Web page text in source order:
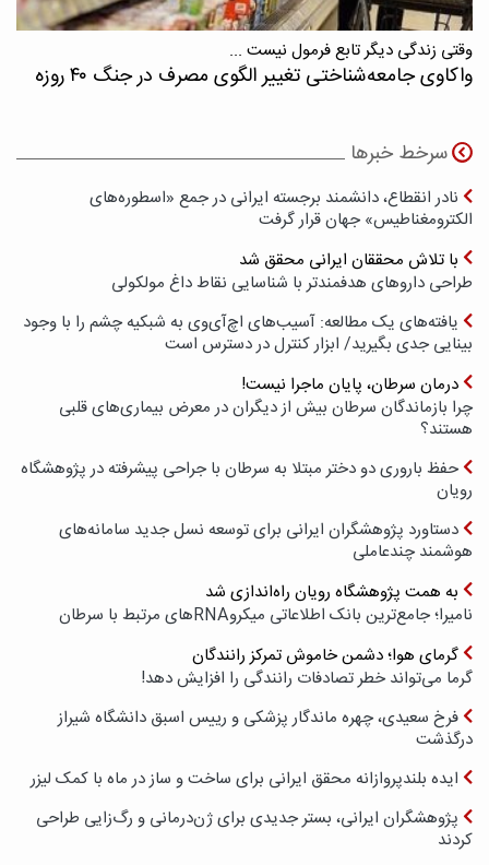
وقتی زندگی دیگر تابع فرمول نیست ...
واکاوی جامعه‌شناختی تغییر الگوی مصرف در جنگ ۴۰ روزه
سرخط خبرها
نادر انقطاع، دانشمند برجسته ایرانی در جمع «اسطوره‌های
الکترومغناطیس» جهان قرار گرفت
با تلاش محققان ایرانی محقق شد
طراحی داروهای هدفمندتر با شناسایی نقاط داغ مولکولی
یافته‌های یک مطالعه: آسیب‌های اچ‌آی‌وی به شبکیه چشم را با وجود
بینایی جدی بگیرید/ ابزار کنترل در دسترس است
درمان سرطان، پایان ماجرا نیست!
چرا بازماندگان سرطان بیش از دیگران در معرض بیماری‌های قلبی
هستند؟
حفظ باروری دو دختر مبتلا به سرطان با جراحی پیشرفته در پژوهشگاه
رویان
دستاورد پژوهشگران ایرانی برای توسعه نسل جدید سامانه‌های
هوشمند چندعاملی
به همت پژوهشگاه رویان راه‌اندازی شد
نامیرا؛ جامع‌ترین بانک اطلاعاتی میکروRNAهای مرتبط با سرطان
گرمای هوا؛ دشمن خاموش تمرکز رانندگان
گرما می‌تواند خطر تصادفات رانندگی را افزایش دهد!
فرخ سعیدی، چهره ماندگار پزشکی و رییس اسبق دانشگاه شیراز
درگذشت
ایده بلندپروازانه محقق ایرانی برای ساخت و ساز در ماه با کمک لیزر
پژوهشگران ایرانی، بستر جدیدی برای ژن‌درمانی و رگ‌زایی طراحی
کردند